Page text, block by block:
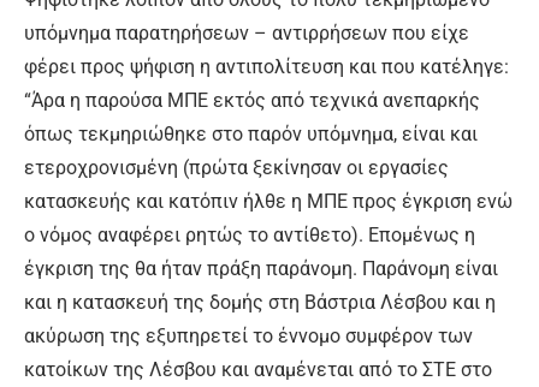
υπόμνημα παρατηρήσεων – αντιρρήσεων που είχε
φέρει προς ψήφιση η αντιπολίτευση και που κατέληγε:
“Άρα η παρούσα ΜΠΕ εκτός από τεχνικά ανεπαρκής
όπως τεκμηριώθηκε στο παρόν υπόμνημα, είναι και
ετεροχρονισμένη (πρώτα ξεκίνησαν οι εργασίες
κατασκευής και κατόπιν ήλθε η ΜΠΕ προς έγκριση ενώ
ο νόμος αναφέρει ρητώς το αντίθετο). Επομένως η
έγκριση της θα ήταν πράξη παράνομη. Παράνομη είναι
και η κατασκευή της δομής στη Βάστρια Λέσβου και η
ακύρωση της εξυπηρετεί το έννομο συμφέρον των
κατοίκων της Λέσβου και αναμένεται από το ΣΤΕ στο